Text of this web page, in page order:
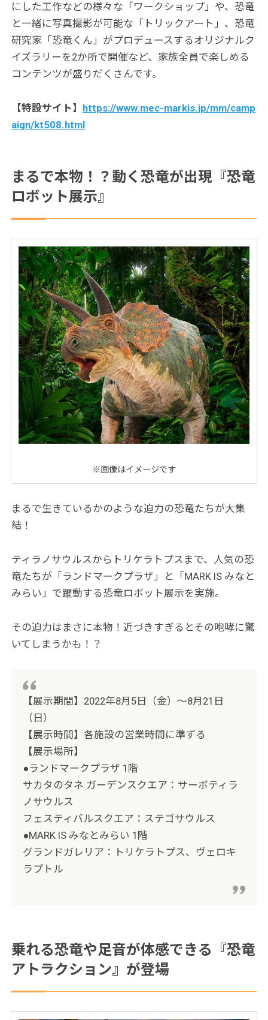
にした工作などの様々な「ワークショップ」や、恐竜
と一緒に写真撮影が可能な「トリックアート」、恐竜
研究家「恐竜くん」がプロデュースするオリジナルク
イズラリーを2か所で開催など、家族全員で楽しめる
コンテンツが盛りだくさんです。
【特設サイト】 https://www.mec-markis.jp/mm/camp
aign/kt508.html
まるで本物！？動く恐竜が出現『恐竜
ロボット展示』
※画像はイメージです
まるで生きているかのような迫力の恐竜たちが大集
結！
ティラノサウルスからトリケラトプスまで、人気の恐
竜たちが「ランドマークプラザ」と「MARK IS みなと
みらい」で躍動する恐竜ロボット展示を実施。
その迫力はまさに本物！近づきすぎるとその咆哮に驚
いてしまうかも！？
【展示期間】2022年8月5日（金）～8月21日
（日）
【展示時間】各施設の営業時間に準ずる
【展示場所】
●ランドマークプラザ 1階
サカタのタネ ガーデンスクエア：サーボティラ
ノサウルス
フェスティバルスクエア：ステゴサウルス
●MARK IS みなとみらい 1階
グランドガレリア：トリケラトプス、ヴェロキ
ラプトル
乗れる恐竜や足音が体感できる『恐竜
アトラクション』が登場